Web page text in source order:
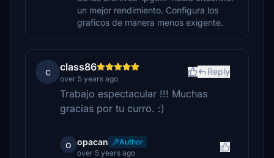
un mejor rendimiento. Configura los
graficos de manera menos exigente.
c class86
over 5 years ago
Reply
Trabajo espectacular !!! Muchas
gracias por tu curro. :)
o opacan
Author
over 5 years ago